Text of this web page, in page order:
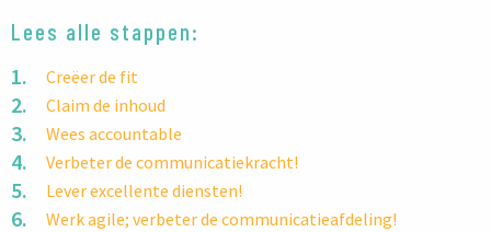
Lees alle stappen:
Creëer de fit
Claim de inhoud
Wees accountable
Verbeter de communicatiekracht!
Lever excellente diensten!
Werk agile; verbeter de communicatieafdeling!